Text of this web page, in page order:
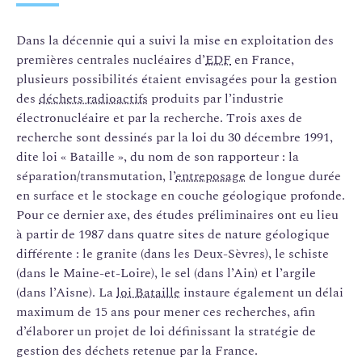
Dans la décennie qui a suivi la mise en exploitation des
premières centrales nucléaires d’EDFen France,
plusieurs possibilités étaient envisagées pour la gestion
des déchets radioactifs produits par l’industrie
électronucléaire et par la recherche. Trois axes de
recherche sont dessinés par la loi du 30 décembre 1991,
dite loi « Bataille », du nom de son rapporteur : la
séparation/transmutation, l’entreposage de longue durée
en surface et le stockage en couche géologique profonde.
Pour ce dernier axe, des études préliminaires ont eu lieu
à partir de 1987 dans quatre sites de nature géologique
différente : le granite (dans les Deux-Sèvres), le schiste
(dans le Maine-et-Loire), le sel (dans l’Ain) et l’argile
(dans l’Aisne). Laloi Bataille instaure également un délai
maximum de 15 ans pour mener ces recherches, afin
d’élaborer un projet de loi définissant la stratégie de
gestion des déchets retenue par la France.